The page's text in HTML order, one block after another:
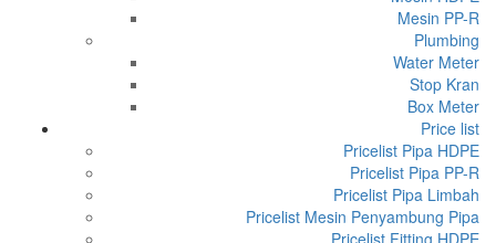
Mesin PP-R
Plumbing
Water Meter
Stop Kran
Box Meter
Price list
Pricelist Pipa HDPE
Pricelist Pipa PP-R
Pricelist Pipa Limbah
Pricelist Mesin Penyambung Pipa